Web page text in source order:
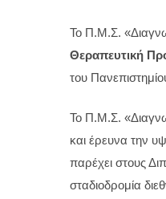
Το Π.Μ.Σ.
Θεραπευτική
του
Το Π.Μ.Σ.
και έρευνα την
παρέχει στους
σταδιοδρομία